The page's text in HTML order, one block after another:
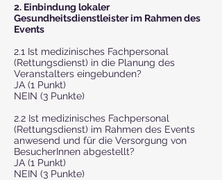
2. Einbindung lokaler
Gesundheitsdienstleister im Rahmen des
Events
2.1 Ist medizinisches Fachpersonal
(Rettungsdienst) in die Planung des
Veranstalters eingebunden?
JA (1 Punkt)
NEIN (3 Punkte)
2.2 Ist medizinisches Fachpersonal
(Rettungsdienst) im Rahmen des Events
anwesend und für die Versorgung von
BesucherInnen abgestellt?
JA (1 Punkt)
NEIN (3 Punkte)